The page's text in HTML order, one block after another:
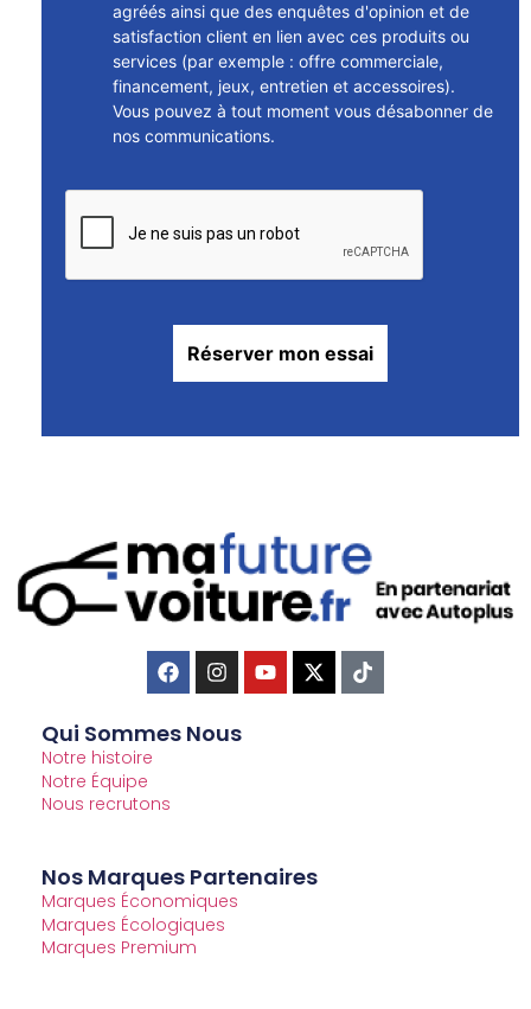
agréés ainsi que des enquêtes d'opinion et de
satisfaction client en lien avec ces produits ou
services (par exemple : offre commerciale,
financement, jeux, entretien et accessoires).
Vous pouvez à tout moment vous désabonner de
nos communications.
Qui Sommes Nous
Notre histoire
Notre Équipe
Nous recrutons
Nos Marques Partenaires
Marques Économiques
Marques Écologiques
Marques Premium